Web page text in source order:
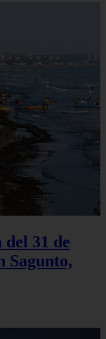
31 de
Sagunto,